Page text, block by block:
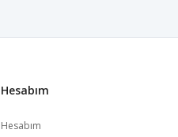
Hesabım
Hesabım